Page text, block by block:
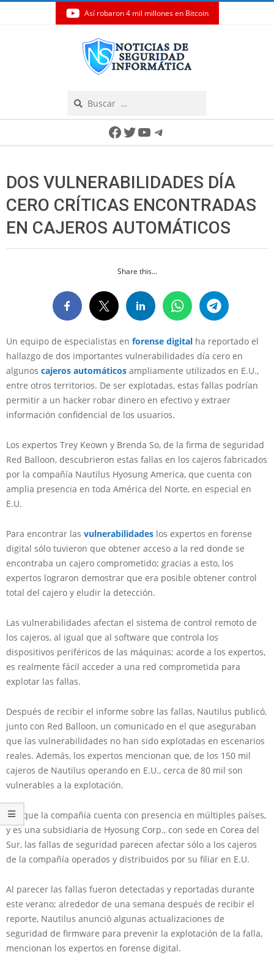
Así robaron 4 mil millones en Bitcoin
Facebook
Twitter
YouTube
Telegram
DOS VULNERABILIDADES DÍA
CERO CRÍTICAS ENCONTRADAS
EN CAJEROS AUTOMÁTICOS
Share this...
Un equipo de especialistas en forense digital ha reportado el
hallazgo de dos importantes vulnerabilidades día cero en
algunos cajeros automáticos ampliamente utilizados en E.U.,
entre otros territorios. De ser explotadas, estas fallas podrían
permitir a un hacker robar dinero en efectivo y extraer
información confidencial de los usuarios.
Los expertos Trey Keown y Brenda So, de la firma de seguridad
Red Balloon, descubrieron estas fallas en los cajeros fabricados
por la compañía Nautilus Hyosung America, que cuenta con
amplia presencia en toda América del Norte, en especial en
E.U.
Para encontrar las vulnerabilidades los expertos en forense
digital sólo tuvieron que obtener acceso a la red donde se
encontraba un cajero comprometido; gracias a esto, los
expertos lograron demostrar que era posible obtener control
total del cajero y eludir la detección.
Las vulnerabilidades afectan el sistema de control remoto de
los cajeros, al igual que al software que controla los
dispositivos periféricos de las máquinas; acorde a los expertos,
es realmente fácil acceder a una red comprometida para
explotar las fallas.
Después de recibir el informe sobre las fallas, Nautilus publicó,
junto con Red Balloon, un comunicado en el que aseguraban
que las vulnerabilidades no han sido explotadas en escenarios
reales. Además, los expertos mencionan que, de los 150 mil
cajeros de Nautilus operando en E.U., cerca de 80 mil son
vulnerables a la explotación.
Aunque la compañía cuenta con presencia en múltiples países,
y es una subsidiaria de Hyosung Corp., con sede en Corea del
Sur, las fallas de seguridad parecen afectar sólo a los cajeros
de la compañía operados y distribuidos por su filiar en E.U.
Al parecer las fallas fueron detectadas y reportadas durante
este verano; alrededor de una semana después de recibir el
reporte, Nautilus anunció algunas actualizaciones de
seguridad de firmware para prevenir la explotación de la falla,
mencionan los expertos en forense digital.